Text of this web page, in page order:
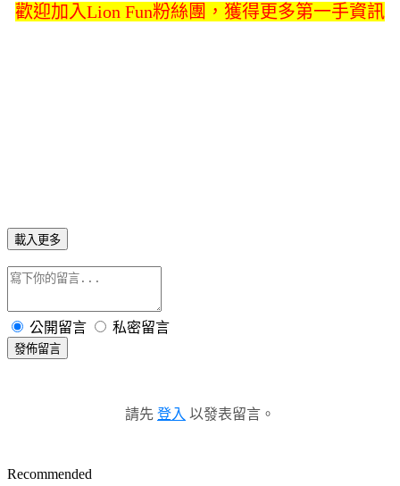
歡迎加入Lion Fun粉絲團，獲得更多第一手資訊
載入更多
公開留言 私密留言
發佈留言
請先 登入 以發表留言。
Recommended